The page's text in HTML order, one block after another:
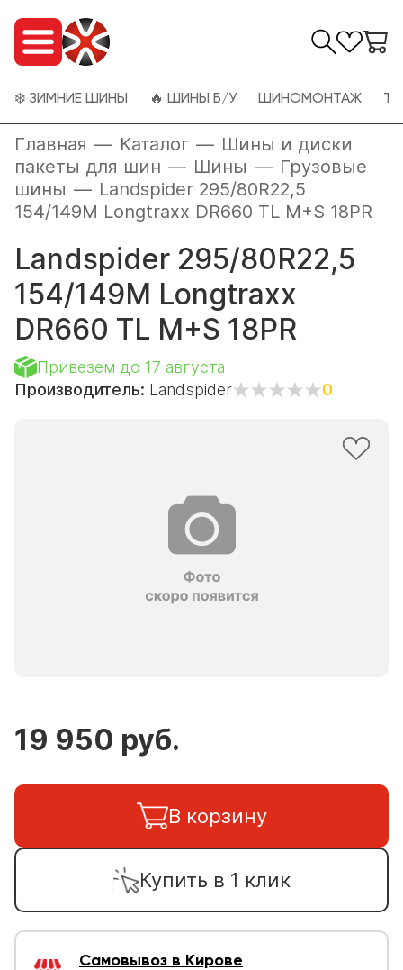
❄️ ЗИМНИЕ ШИНЫ 🔥 ШИНЫ Б/У ШИНОМОНТАЖ
Главная — Каталог — Шины и диски
пакеты для шин — Шины — Грузовые
шины — Landspider 295/80R22,5
154/149M Longtraxx DR660 TL M+S 18PR
Landspider 295/80R22,5
154/149M Longtraxx
DR660 TL M+S 18PR
Привезем до 17 августа
Производитель: Landspider 0
19 950 руб.
В корзину
Купить в 1 клик
Самовывоз в Кирове